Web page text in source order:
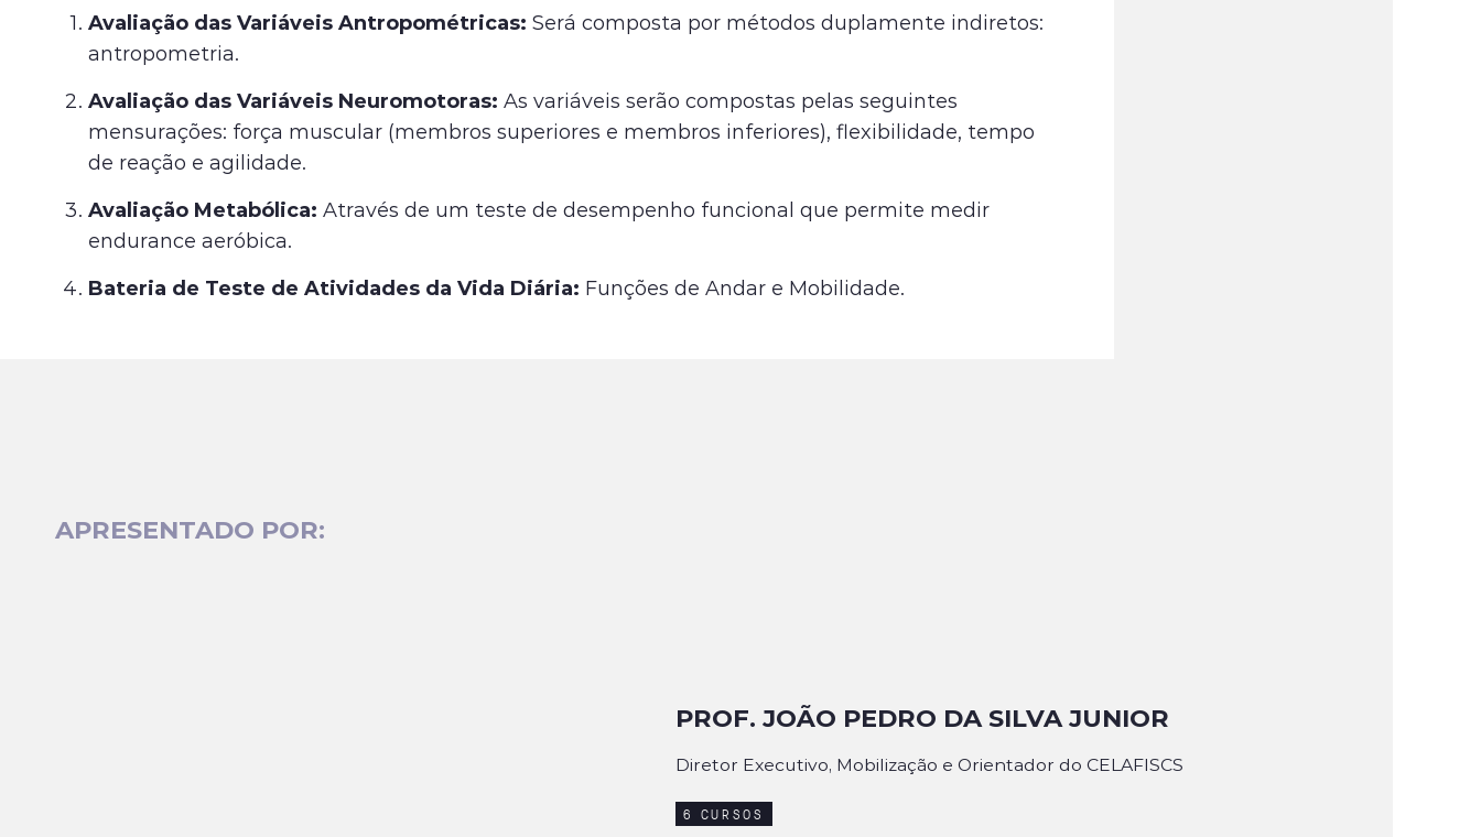
Avaliação das Variáveis Antropométricas: Será composta por métodos duplamente indiretos:
antropometria.
Avaliação das Variáveis Neuromotoras: As variáveis serão compostas pelas seguintes
mensurações: força muscular (membros superiores e membros inferiores), flexibilidade, tempo
de reação e agilidade.
Avaliação Metabólica: Através de um teste de desempenho funcional que permite medir
endurance aeróbica.
Bateria de Teste de Atividades da Vida Diária: Funções de Andar e Mobilidade.
APRESENTADO POR:
PROF. JOÃO PEDRO DA SILVA JUNIOR
Diretor Executivo, Mobilização e Orientador do CELAFISCS
6 CUR SOS